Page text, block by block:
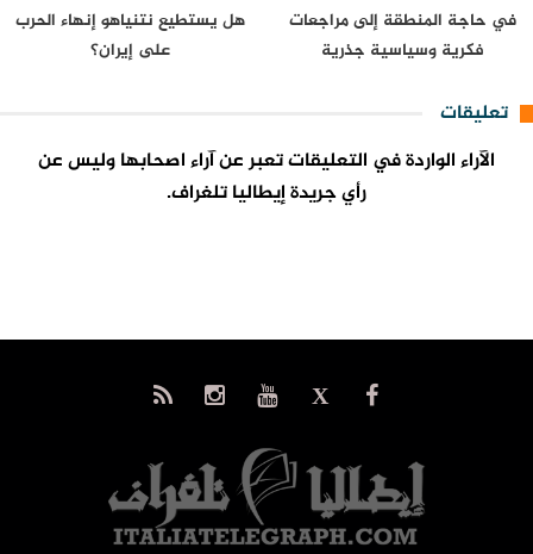
في حاجة المنطقة إلى مراجعات
فكرية وسياسية جذرية
هل يستطيع نتنياهو إنهاء الحرب
على إيران؟
تعليقات
الآراء الواردة في التعليقات تعبر عن آراء اصحابها وليس عن
رأي جريدة إيطاليا تلغراف.